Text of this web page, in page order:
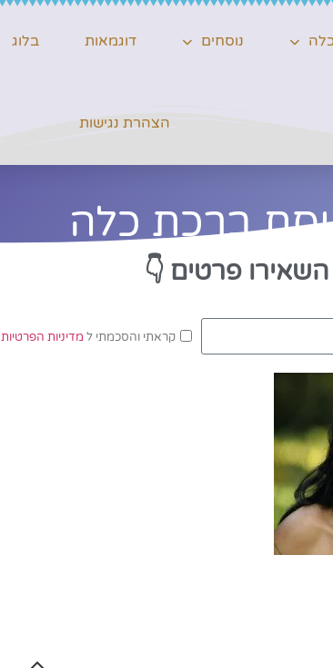
נוסחים דוגמאות בלוג
הצהרת נגישות
ברכת כלה
השאירו פרטים 👇
קראתי והסכמתי ל מדיניות הפרטיות